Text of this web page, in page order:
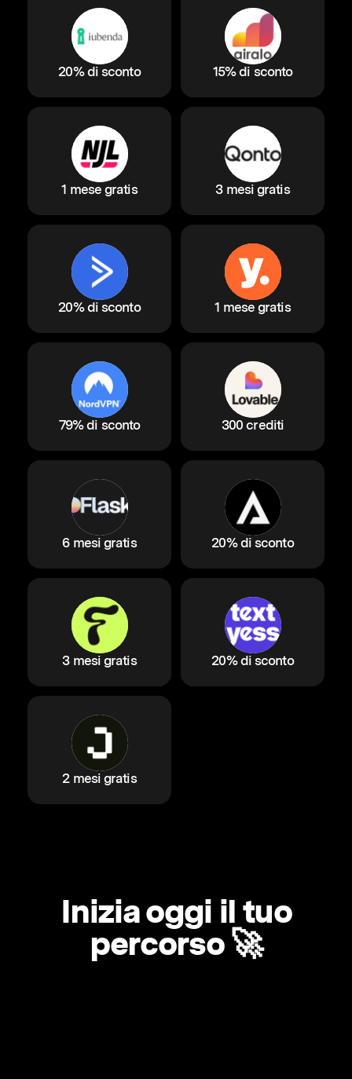
20% di sconto 15% di sconto
1 mese gratis 3 mesi gratis
20% di sconto 1 mese gratis
79% di sconto 300 crediti
6 mesi gratis 20% di sconto
3 mesi gratis 20% di sconto
2 mesi gratis
Inizia oggi il tuo
percorso 🚀